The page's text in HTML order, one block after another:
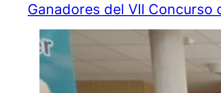
Ganadores del VII Concurso